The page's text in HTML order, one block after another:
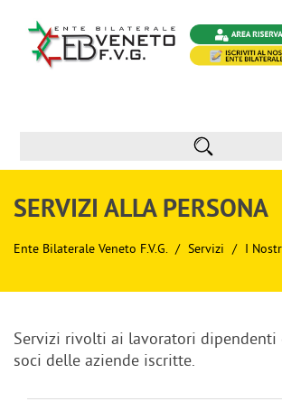
SERVIZI ALLA PERSONA
Ente Bilaterale Veneto F.V.G. Servizi I
Servizi rivolti ai lavoratori
soci delle aziende iscritte.